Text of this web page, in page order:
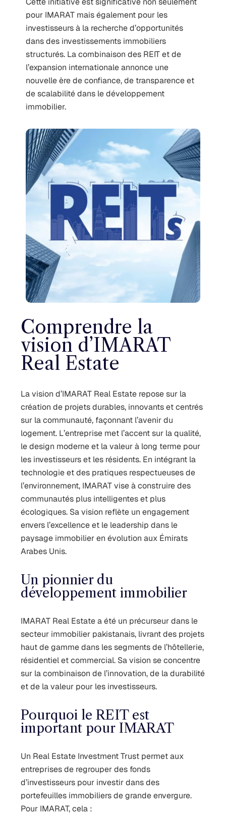
pour IMARAT mais également pour les
investisseurs à la recherche d’opportunités
dans des investissements immobiliers
structurés. La combinaison des REIT et de
l’expansion internationale annonce une
nouvelle ère de confiance, de transparence et
de scalabilité dans le développement
immobilier.
Comprendre la
vision d’IMARAT
Real Estate
La vision d’IMARAT Real Estate repose sur la
création de projets durables, innovants et centrés
sur la communauté, façonnant l’avenir du
logement. L’entreprise met l’accent sur la qualité,
le design moderne et la valeur à long terme pour
les investisseurs et les résidents. En intégrant la
technologie et des pratiques respectueuses de
l’environnement, IMARAT vise à construire des
communautés plus intelligentes et plus
écologiques. Sa vision reflète un engagement
envers l’excellence et le leadership dans le
paysage immobilier en évolution aux Émirats
Arabes Unis.
Un pionnier du
développement immobilier
IMARAT Real Estate a été un précurseur dans le
secteur immobilier pakistanais, livrant des projets
haut de gamme dans les segments de l’hôtellerie,
résidentiel et commercial. Sa vision se concentre
sur la combinaison de l’innovation, de la durabilité
et de la valeur pour les investisseurs.
Pourquoi le REIT est
important pour IMARAT
Un Real Estate Investment Trust permet aux
entreprises de regrouper des fonds
d’investisseurs pour investir dans des
portefeuilles immobiliers de grande envergure.
Pour IMARAT, cela :